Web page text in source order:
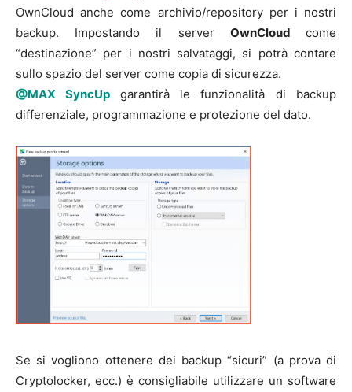
OwnCloud anche come archivio/repository per i nostri
backup. Impostando il server OwnCloudcome
“destinazione” per i nostri salvataggi, si potrà contare
sullo spazio del server come copia di sicurezza.
@MAX SyncUp
garantirà le funzionalità di backup
differenziale, programmazione e protezione del dato.
Se si vogliono ottenere dei backup “sicuri” (a prova di
Cryptolocker, ecc.) è consigliabile utilizzare un software